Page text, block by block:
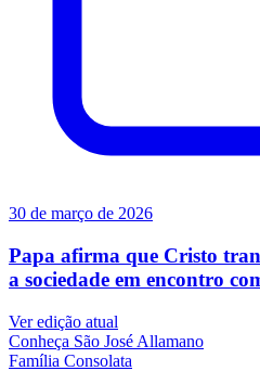
30 de março de 2026
Papa afirma que Cristo
a sociedade em encontro
Ver edição atual
Conheça São José Allamano
Família Consolata